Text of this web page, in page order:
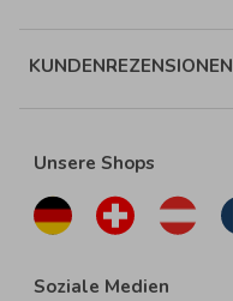
KUNDENREZENSIONEN
Unsere Shops
Soziale Medien